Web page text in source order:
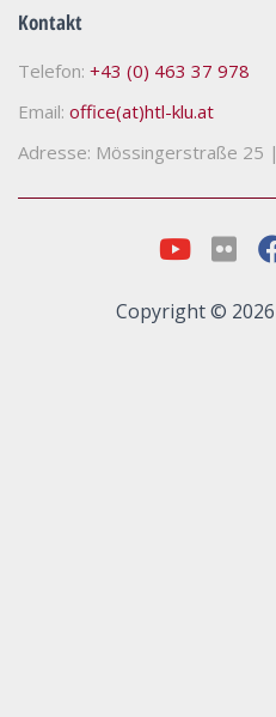
Kontakt
Telefon: +43 (0) 463 37 978
Email: office(at)htl-klu.at
Adresse: Mössingerstraße 25 |
Copyright © 2026